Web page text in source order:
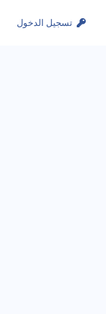
تسجيل الدخول